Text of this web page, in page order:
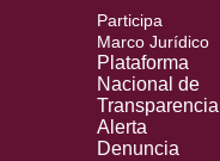
Participa
Marco Jurídico
Plataforma
Nacional de
Transparencia
Alerta
Denuncia